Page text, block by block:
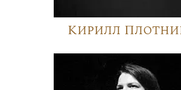
Кирилл